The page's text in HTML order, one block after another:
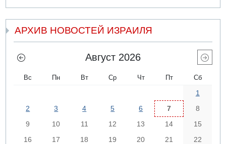
АРХИВ НОВОСТЕЙ ИЗРАИЛЯ
Август 2026
Вс Пн Вт Ср Чт Пт Сб
1
2
3 4 5 6 7
8
9
10 11 12 13 14
15
16
17 18 19 20 21
22